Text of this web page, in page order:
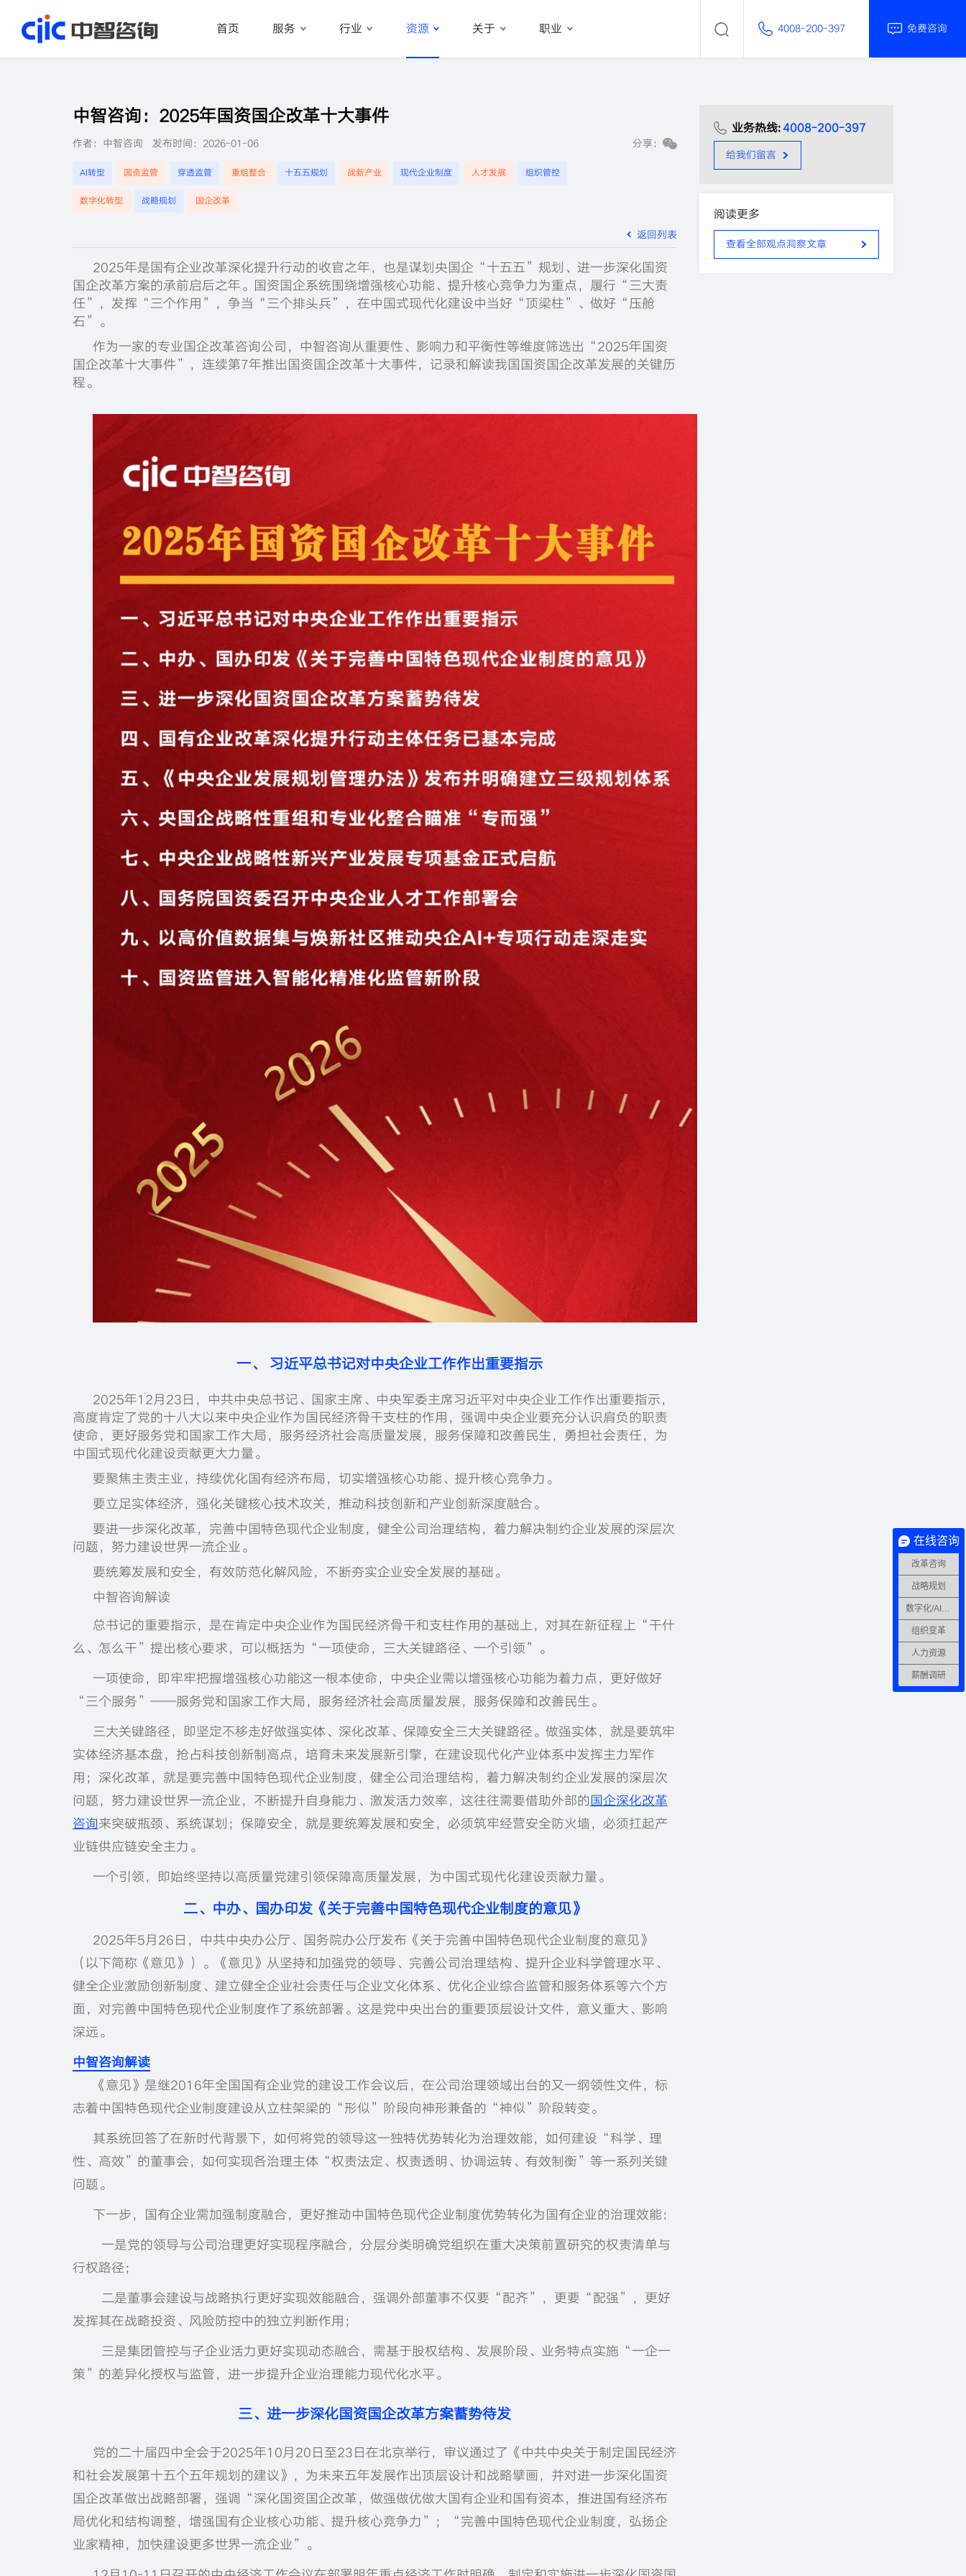
首页 服务 行业 资源 关于 职业
首页
4008-200-397 免费咨询
中智咨询：2025年国资国企改革十大事件
作者：中智咨询 发布时间：2026-01-06 分享：
AI转型 国资监管 穿透监管 重组整合 十五五规划 战新产业 现代企业制度 人才发展 组织管控
数字化转型 战略规划 国企改革
返回列表
2025年是国有企业改革深化提升行动的收官之年，也是谋划央国企“十五五”规划、进一步深化国资
国企改革方案的承前启后之年。国资国企系统围绕增强核心功能、提升核心竞争力为重点，履行“三大责
任”，发挥“三个作用”，争当“三个排头兵”，在中国式现代化建设中当好“顶梁柱”、做好“压舱
石”。
作为一家的专业国企改革咨询公司，中智咨询从重要性、影响力和平衡性等维度筛选出“2025年国资
国企改革十大事件”，连续第7年推出国资国企改革十大事件，记录和解读我国国资国企改革发展的关键历
程。
一、 习近平总书记对中央企业工作作出重要指示
2025年12月23日，中共中央总书记、国家主席、中央军委主席习近平对中央企业工作作出重要指示，
高度肯定了党的十八大以来中央企业作为国民经济骨干支柱的作用，强调中央企业要充分认识肩负的职责
使命，更好服务党和国家工作大局，服务经济社会高质量发展，服务保障和改善民生，勇担社会责任，为
中国式现代化建设贡献更大力量。
要聚焦主责主业，持续优化国有经济布局，切实增强核心功能、提升核心竞争力。
要立足实体经济，强化关键核心技术攻关，推动科技创新和产业创新深度融合。
要进一步深化改革，完善中国特色现代企业制度，健全公司治理结构，着力解决制约企业发展的深层次
问题，努力建设世界一流企业。
要统筹发展和安全，有效防范化解风险，不断夯实企业安全发展的基础。
中智咨询解读
总书记的重要指示，是在肯定中央企业作为国民经济骨干和支柱作用的基础上，对其在新征程上“干什
么、怎么干”提出核心要求，可以概括为“一项使命，三大关键路径、一个引领”。
一项使命，即牢牢把握增强核心功能这一根本使命，中央企业需以增强核心功能为着力点，更好做好
“三个服务”——服务党和国家工作大局，服务经济社会高质量发展，服务保障和改善民生。
三大关键路径，即坚定不移走好做强实体、深化改革、保障安全三大关键路径。做强实体，就是要筑牢
实体经济基本盘，抢占科技创新制高点，培育未来发展新引擎，在建设现代化产业体系中发挥主力军作
用；深化改革，就是要完善中国特色现代企业制度，健全公司治理结构，着力解决制约企业发展的深层次
问题，努力建设世界一流企业，不断提升自身能力、激发活力效率，这往往需要借助外部的国企深化改革
咨询来突破瓶颈、系统谋划；保障安全，就是要统筹发展和安全，必须筑牢经营安全防火墙，必须扛起产
业链供应链安全主力。
一个引领，即始终坚持以高质量党建引领保障高质量发展，为中国式现代化建设贡献力量。
二、中办、国办印发《关于完善中国特色现代企业制度的意见》
2025年5月26日，中共中央办公厅、国务院办公厅发布《关于完善中国特色现代企业制度的意见》
（以下简称《意见》）。《意见》从坚持和加强党的领导、完善公司治理结构、提升企业科学管理水平、
健全企业激励创新制度、建立健全企业社会责任与企业文化体系、优化企业综合监管和服务体系等六个方
面，对完善中国特色现代企业制度作了系统部署。这是党中央出台的重要顶层设计文件，意义重大、影响
深远。
中智咨询解读
《意见》是继2016年全国国有企业党的建设工作会议后，在公司治理领域出台的又一纲领性文件，标
志着中国特色现代企业制度建设从立柱架梁的“形似”阶段向神形兼备的“神似”阶段转变。
其系统回答了在新时代背景下，如何将党的领导这一独特优势转化为治理效能，如何建设“科学、理
性、高效”的董事会，如何实现各治理主体“权责法定、权责透明、协调运转、有效制衡”等一系列关键
问题。
下一步，国有企业需加强制度融合，更好推动中国特色现代企业制度优势转化为国有企业的治理效能：
一是党的领导与公司治理更好实现程序融合，分层分类明确党组织在重大决策前置研究的权责清单与
行权路径；
二是董事会建设与战略执行更好实现效能融合，强调外部董事不仅要“配齐”，更要“配强”，更好
发挥其在战略投资、风险防控中的独立判断作用；
三是集团管控与子企业活力更好实现动态融合，需基于股权结构、发展阶段、业务特点实施“一企一
策”的差异化授权与监管，进一步提升企业治理能力现代化水平。
三、进一步深化国资国企改革方案蓄势待发
党的二十届四中全会于2025年10月20日至23日在北京举行，审议通过了《中共中央关于制定国民经济
和社会发展第十五个五年规划的建议》，为未来五年发展作出顶层设计和战略擘画，并对进一步深化国资
国企改革做出战略部署，强调“深化国资国企改革，做强做优做大国有企业和国有资本，推进国有经济布
局优化和结构调整，增强国有企业核心功能、提升核心竞争力”；“完善中国特色现代企业制度，弘扬企
业家精神，加快建设更多世界一流企业”。
业务热线:4008-200-397
给我们留言
阅读更多
查看全部观点洞察文章
在线咨询
改革咨询
战略规划
数字化/AI转型
组织变革
人力资源
薪酬调研